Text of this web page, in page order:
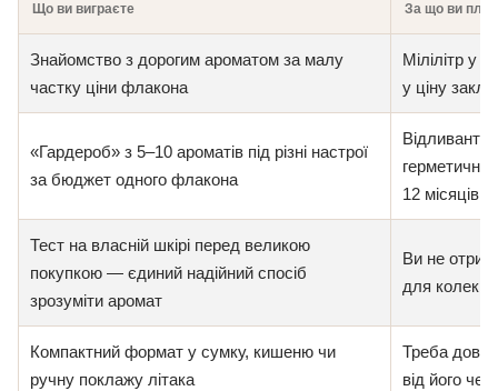
Що ви виграєте За що ви
Знайомство з дорогим ароматом за малу
частку ціни флакона
Мілілітр у
у ціну
«Гардероб» з 5–10 ароматів під різні настрої
за бюджет одного флакона
Відливант
12 місяців
Тест на власній шкірі перед великою
покупкою — єдиний надійний спосіб
зрозуміти аромат
Ви не
для
Компактний формат у сумку, кишеню чи
ручну поклажу літака
Треба
від його